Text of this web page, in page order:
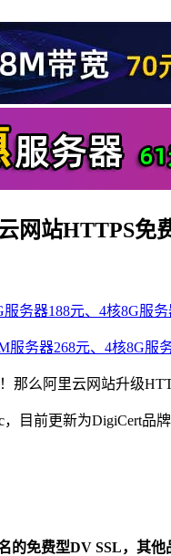
网站HTTPS免
务器188元、4核8G服
服务器268元、4核8G服
那么阿里云网站升级
目前更新为DigiCert品
的免费型DV SSL，其他